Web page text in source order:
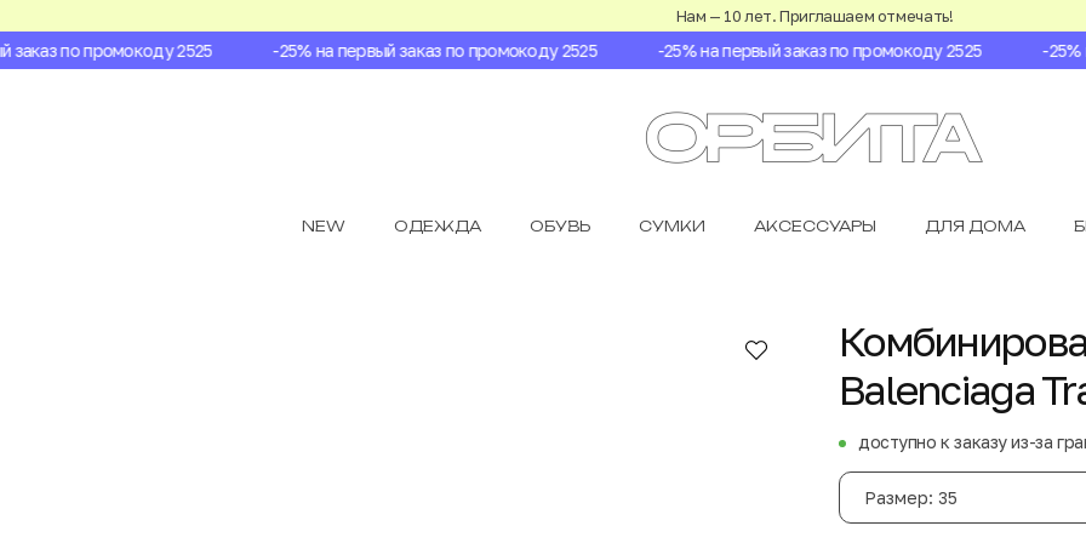
Нам — 10 лет. Приглашаем отмечать!
по промокоду 2525 -25% на первый заказ по промокоду 2525 -25% на первый заказ по промокоду 2525 -25%
NEW ОДЕЖДА ОБУВЬ СУМКИ АКСЕССУАРЫ ДЛЯ ДОМА
Balenciaga
доступно к заказу из-за
Размер: 35